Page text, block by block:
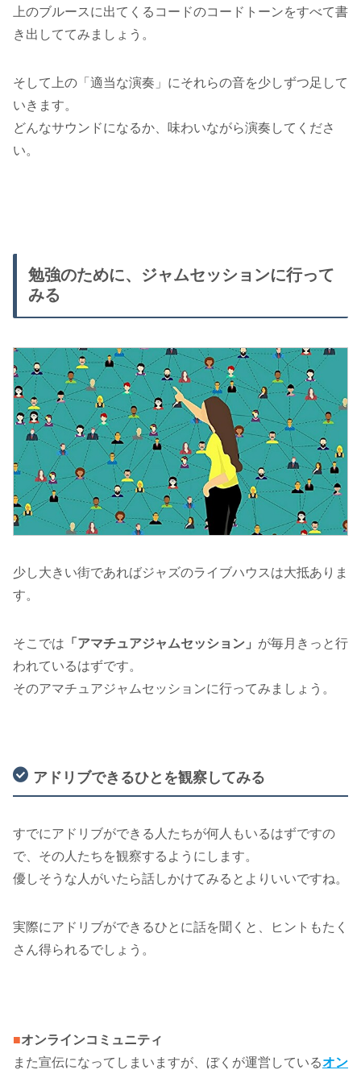
上のブルースに出てくるコードのコードトーンをすべて書
き出しててみましょう。
そして上の「適当な演奏」にそれらの音を少しずつ足して
いきます。
どんなサウンドになるか、味わいながら演奏してくださ
い。
勉強のために、ジャムセッションに行って
みる
少し大きい街であればジャズのライブハウスは大抵ありま
す。
そこでは 「アマチュアジャムセッション」 が毎月きっと行
われているはずです。
そのアマチュアジャムセッションに行ってみましょう。
アドリブできるひとを観察してみる
すでにアドリブができる人たちが何人もいるはずですの
で、その人たちを観察するようにします。
優しそうな人がいたら話しかけてみるとよりいいですね。
実際にアドリブができるひとに話を聞くと、ヒントもたく
さん得られるでしょう。
■オンラインコミュニティ
また宣伝になってしまいますが、ぼくが運営しているオン